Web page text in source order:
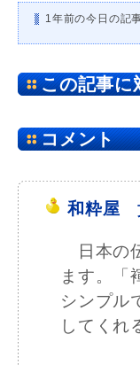
1年前の今日の記
この記事に
コメント
和粋屋
日本の
ます。「
シンプル
してくれ